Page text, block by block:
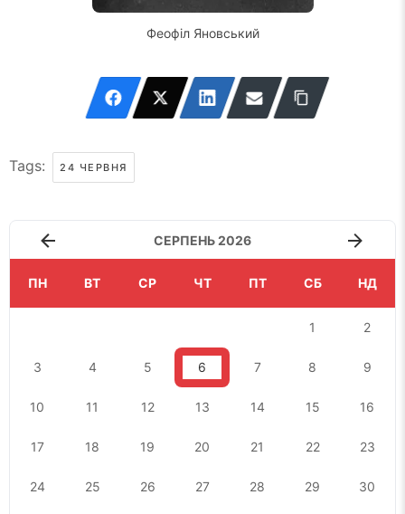
Феофіл Яновський
Tags: 24 ЧЕРВНЯ
СЕРПЕНЬ 2026
ПН ВТ СР ЧТ ПТ СБ НД
1 2
3 4 5 6 7 8 9
10 11 12 13 14 15 16
17 18 19 20 21 22 23
24 25 26 27 28 29 30